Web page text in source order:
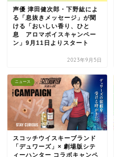
声優 津田健次郎・下野紘によ
る「息抜きメッセージ」が聞
ける「おいしい香り、ひと
息 アロマボイスキャンペー
ン」9月11日よりスタート
2023年9月5日
ニュース
スコッチウイスキーブランド
「デュワーズ」× 劇場版シテ
ィーハンター コラボキャンペ